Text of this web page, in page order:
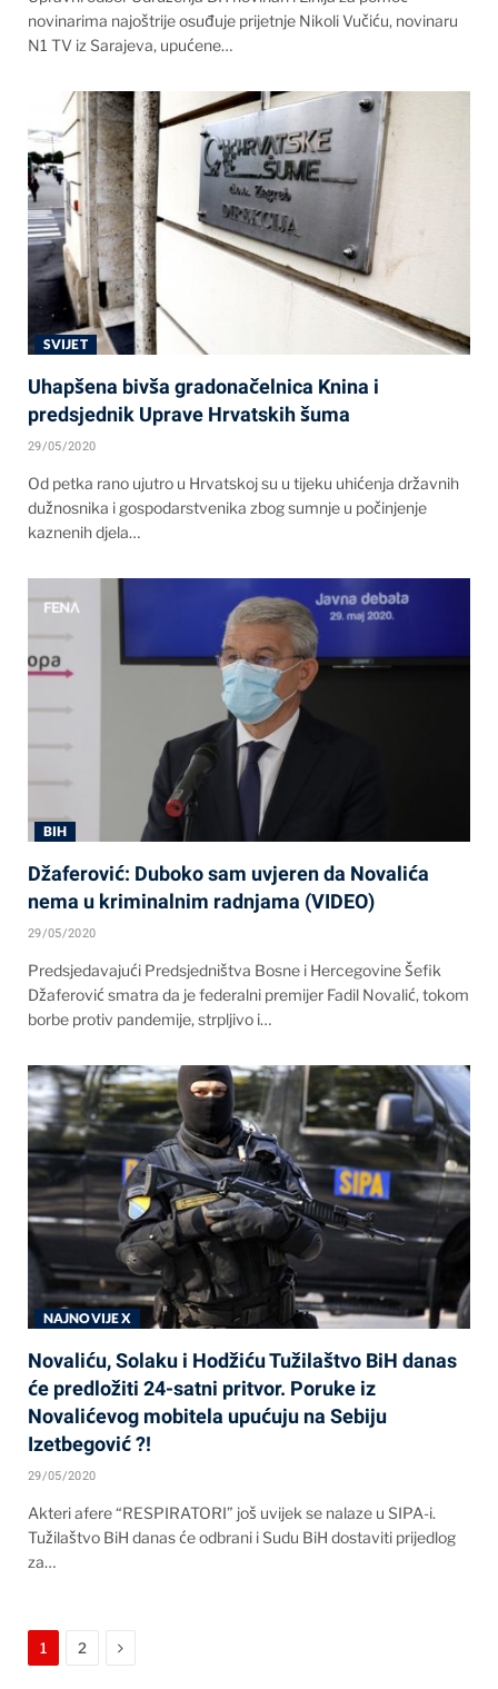
novinarima najoštrije osuđuje prijetnje Nikoli Vučiću, novinaru
N1 TV iz Sarajeva, upućene…
SVIJET
Uhapšena bivša gradonačelnica Knina i
predsjednik Uprave Hrvatskih šuma
29/05/2020
Od petka rano ujutro u Hrvatskoj su u tijeku uhićenja državnih
dužnosnika i gospodarstvenika zbog sumnje u počinjenje
kaznenih djela…
BIH
Džaferović: Duboko sam uvjeren da Novalića
nema u kriminalnim radnjama (VIDEO)
29/05/2020
Predsjedavajući Predsjedništva Bosne i Hercegovine Šefik
Džaferović smatra da je federalni premijer Fadil Novalić, tokom
borbe protiv pandemije, strpljivo i…
NAJNOVIJE X
Novaliću, Solaku i Hodžiću Tužilaštvo BiH danas
će predložiti 24-satni pritvor. Poruke iz
Novalićevog mobitela upućuju na Sebiju
Izetbegović ?!
29/05/2020
Akteri afere “RESPIRATORI” još uvijek se nalaze u SIPA-i.
Tužilaštvo BiH danas će odbrani i Sudu BiH dostaviti prijedlog
za…
1 2 Next